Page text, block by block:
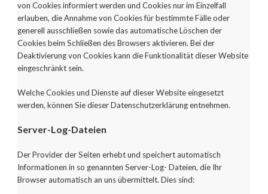
von Cookies informiert werden und Cookies nur im Einzelfall
erlauben, die Annahme von Cookies für bestimmte Fälle oder
generell ausschließen sowie das automatische Löschen der
Cookies beim Schließen des Browsers aktivieren. Bei der
Deaktivierung von Cookies kann die Funktionalität dieser Website
eingeschränkt sein.
Welche Cookies und Dienste auf dieser Website eingesetzt
werden, können Sie dieser Datenschutzerklärung entnehmen.
Server-Log-Dateien
Der Provider der Seiten erhebt und speichert automatisch
Informationen in so genannten Server-Log- Dateien, die Ihr
Browser automatisch an uns übermittelt. Dies sind: